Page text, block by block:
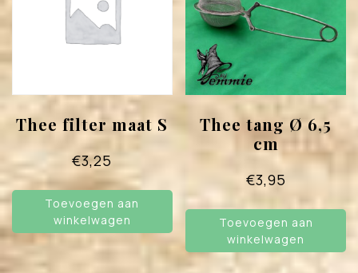
Thee filter maat S
€3,25
Toevoegen aan
winkelwagen
Thee tang Ø 6,5
cm
€3,95
Toevoegen aan
winkelwagen